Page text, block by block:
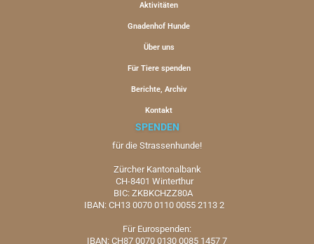
Aktivitäten
Gnadenhof Hunde
Über uns
Für Tiere spenden
Berichte, Archiv
Kontakt
SPENDEN
für die Strassenhunde!
Zürcher Kantonalbank
CH-8401 Winterthur
BIC: ZKBKCHZZ80A
IBAN: CH13 0070 0110 0055 2113 2
Für Eurospenden:
IBAN: CH87 0070 0130 0085 1457 7